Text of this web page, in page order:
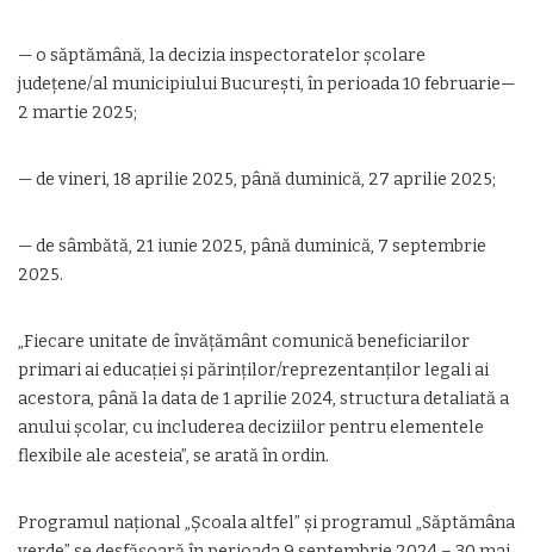
— o săptămână, la decizia inspectoratelor școlare
județene/al municipiului București, în perioada 10 februarie—
2 martie 2025;
— de vineri, 18 aprilie 2025, până duminică, 27 aprilie 2025;
— de sâmbătă, 21 iunie 2025, până duminică, 7 septembrie
2025.
„Fiecare unitate de învățământ comunică beneficiarilor
primari ai educației și părinților/reprezentanților legali ai
acestora, până la data de 1 aprilie 2024, structura detaliată a
anului școlar, cu includerea deciziilor pentru elementele
flexibile ale acesteia”, se arată în ordin.
Programul naţional „Şcoala altfel” şi programul „Săptămâna